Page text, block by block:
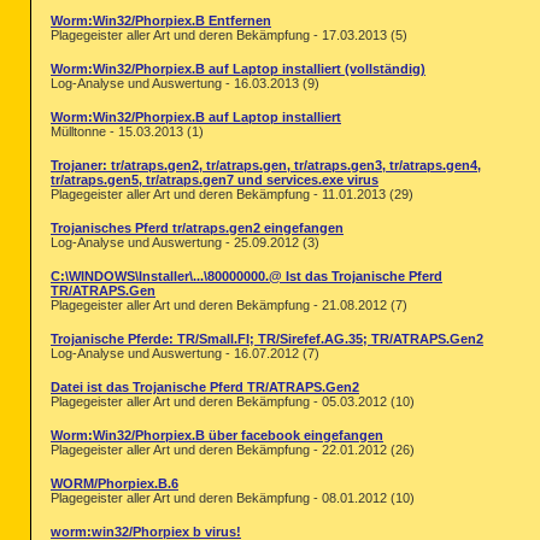
< End of report >
Worm:Win32/Phorpiex.B Entfernen
Plagegeister aller Art und deren Bekämpfung - 17.03.2013 (5)
Worm:Win32/Phorpiex.B auf Laptop installiert (vollständig)
Log-Analyse und Auswertung - 16.03.2013 (9)
Worm:Win32/Phorpiex.B auf Laptop installiert
Mülltonne - 15.03.2013 (1)
Trojaner: tr/atraps.gen2, tr/atraps.gen, tr/atraps.gen3, tr/atraps.gen4,
tr/atraps.gen5, tr/atraps.gen7 und services.exe virus
Plagegeister aller Art und deren Bekämpfung - 11.01.2013 (29)
Trojanisches Pferd tr/atraps.gen2 eingefangen
Log-Analyse und Auswertung - 25.09.2012 (3)
C:\WINDOWS\Installer\...\80000000.@ Ist das Trojanische Pferd
TR/ATRAPS.Gen
Plagegeister aller Art und deren Bekämpfung - 21.08.2012 (7)
Trojanische Pferde: TR/Small.FI; TR/Sirefef.AG.35; TR/ATRAPS.Gen2
Log-Analyse und Auswertung - 16.07.2012 (7)
Datei ist das Trojanische Pferd TR/ATRAPS.Gen2
Plagegeister aller Art und deren Bekämpfung - 05.03.2012 (10)
Worm:Win32/Phorpiex.B über facebook eingefangen
Plagegeister aller Art und deren Bekämpfung - 22.01.2012 (26)
WORM/Phorpiex.B.6
Plagegeister aller Art und deren Bekämpfung - 08.01.2012 (10)
worm:win32/Phorpiex b virus!